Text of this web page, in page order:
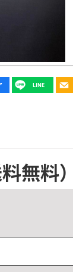
料無料）